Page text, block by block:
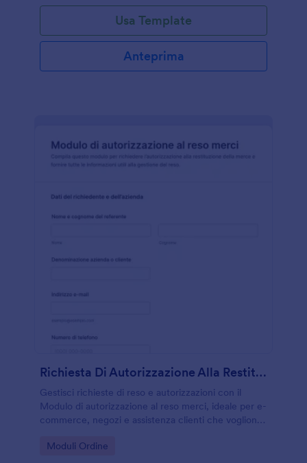
Usa Template
Anteprima
Richiesta Di Autorizzazione Alla Restituzione
Gestisci richieste di reso e autorizzazioni con il
Modulo di autorizzazione al reso merci, ideale per e-
commerce, negozi e assistenza clienti che vogliono
risposta del modulo con Jotform.
Go to Category:
Moduli Ordine